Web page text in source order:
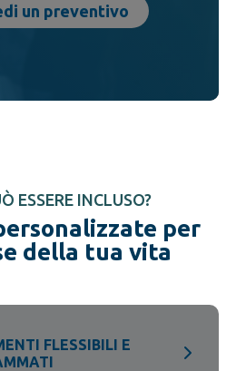
un preventivo
ESSERE INCLUSO?
per
della tua vita
FLESSIBILI E